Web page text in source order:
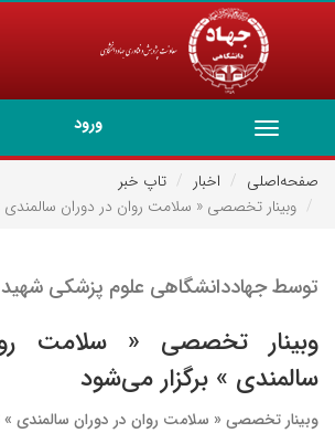
ورود
Toggle
navigation
صفحه‌اصلی
اخبار
تاپ خبر
وبینار تخصصی « سلامت روان در دوران سالمندی
توسط جهاددانشگاهی علوم پزشکی
وبینار تخصصی « سلامت
سالمندی » برگزار می‌شود
وبینار تخصصی « سلامت روان در دوران سالمندی